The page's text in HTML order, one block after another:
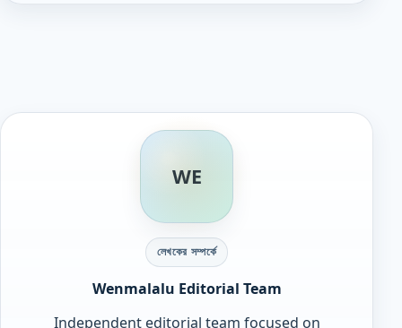
WE
লেখকের সম্পর্কে
Wenmalalu Editorial Team
Independent editorial team focused on